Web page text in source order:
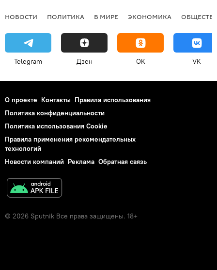
НОВОСТИ ПОЛИТИКА В МИРЕ ЭКОНОМИКА
Telegram Дзен OK VK
О проекте Контакты Правила использования
Политика конфиденциальности
Политика использования Cookie
Правила применения рекомендательных
технологий
Новости компаний Реклама Обратная связь
© 2026 Sputnik Все права защищены. 18+